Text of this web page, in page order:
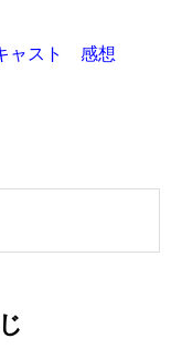
ャスト 感想